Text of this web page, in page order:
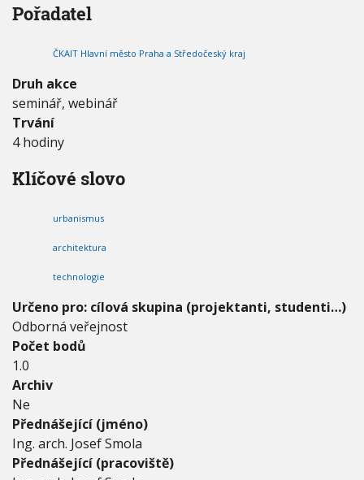
V
I
á
a
–
u
r
b
n
r
c
h
i
t
e
k
t
u
r
a
,
Pořadatel
ČKAIT Hlavní město Praha a Středočeský kraj
Druh akce
seminář, webinář
Trvání
4 hodiny
Klíčové slovo
urbanismus
architektura
technologie
Určeno pro: cílová skupina (projektanti, studenti…)
Odborná veřejnost
Počet bodů
1.0
Archiv
Ne
Přednášející (jméno)
Ing. arch. Josef Smola
Přednášející (pracoviště)